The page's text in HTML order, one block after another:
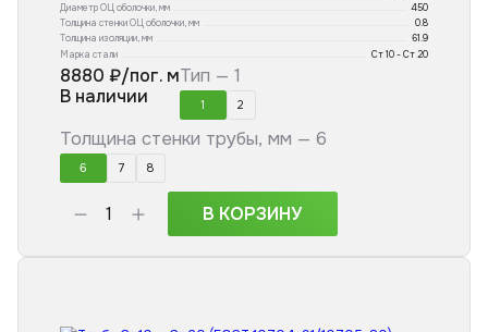
Диаметр ОЦ оболочки, мм
450
Толщина стенки ОЦ оболочки, мм
0.8
Толщина изоляции, мм
61.9
Марка стали
Ст 10 - Ст 20
8880 ₽/пог. м
В наличии
Тип — 1
1 2
Толщина стенки трубы, мм — 6
6 7 8
В КОРЗИНУ